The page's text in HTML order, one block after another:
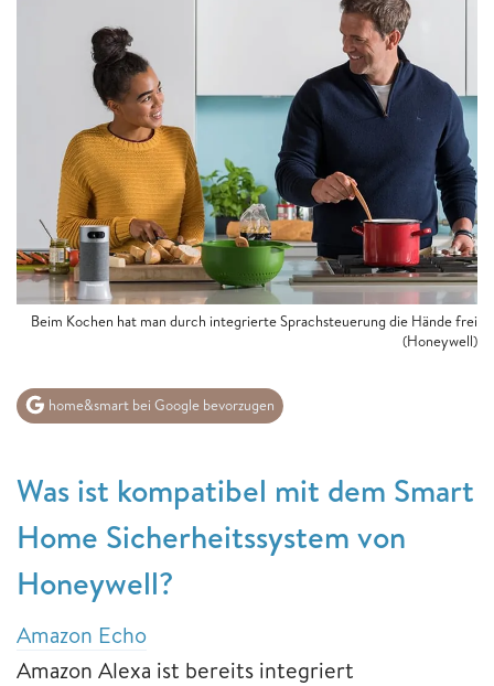
Beim Kochen hat man durch integrierte Sprachsteuerung die Hände frei
(Honeywell)
home&smart bei Google bevorzugen
Was ist kompatibel mit dem Smart
Home Sicherheitssystem von
Honeywell?
Amazon Echo
Amazon Alexa ist bereits integriert